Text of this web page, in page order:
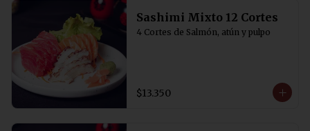
Sashimi Mixto 12 Cortes
4 Cortes de Salmón, atún y pulpo
$13.350